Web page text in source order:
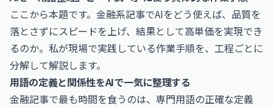
ここから本題です。金融系記事でAIをどう使えば、品質を
落とさずにスピードを上げ、結果として高単価を実現でき
るのか。私が現場で実践している作業手順を、工程ごとに
分解して解説します。
用語の定義と関係性をAIで一気に整理する
金融記事で最も時間を食うのは、専門用語の正確な定義